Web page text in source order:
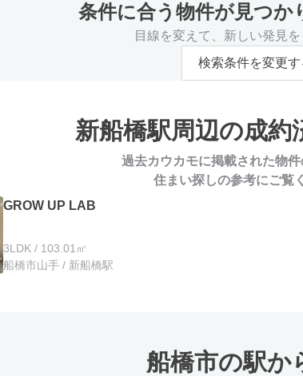
条件に合う物件が見つか
目線を変えて、新しい発見を
検索条件を変更す
新船橋駅周辺の成約
過去カウカモに掲載された物件
住まい探しの参考にご覧
GROW UP LAB
3LDK / 103.01㎡
船橋市山手 / 新船橋駅
船橋市の駅か